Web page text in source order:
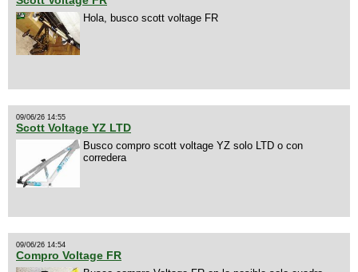
Hola, busco scott voltage FR
09/06/26 14:55
Scott Voltage YZ LTD
Busco compro scott voltage YZ solo LTD o con
corredera
09/06/26 14:54
Compro Voltage FR